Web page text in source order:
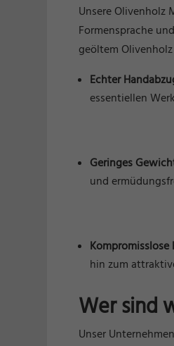
Unsere Olivenholz
Formensprache
geöltem
Echter
essentiellen
Geringes
und
Kompromisslose
hin zum
Wer sind
Unser